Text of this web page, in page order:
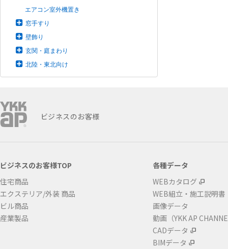
エアコン室外機置き
窓手すり
壁飾り
玄関・庭まわり
北陸・東北向け
ビジネスのお客様
ビジネスのお客様TOP
住宅商品
エクステリア/外装 商品
ビル商品
産業製品
各種データ
WEBカタログ
WEB組立・施工説明書
画像データ
動画（YKK AP
CADデータ
BIMデータ